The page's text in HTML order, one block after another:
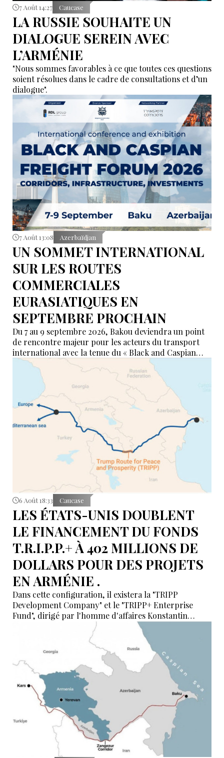
7 Août 14:27 Caucase
LA RUSSIE SOUHAITE UN
DIALOGUE SEREIN AVEC
L’ARMÉNIE
"Nous sommes favorables à ce que toutes ces questions
soient résolues dans le cadre de consultations et d’un
dialogue".
7 Août 13:08 Azerbaïdjan
UN SOMMET INTERNATIONAL
SUR LES ROUTES
COMMERCIALES
EURASIATIQUES EN
SEPTEMBRE PROCHAIN
Du 7 au 9 septembre 2026, Bakou deviendra un point
de rencontre majeur pour les acteurs du transport
international avec la tenue du « Black and Caspian
Freight Forum 2026 ». L’événement réunira des
représentants des ports, du transport maritime, du
ferroviaire, de la logistique et des institutions
financières afin de discuter de l’avenir des corridors
reliant l’Asie, la mer Caspienne, la région de la mer
Noire et l’Europe.
6 Août 18:33 Caucase
LES ÉTATS-UNIS DOUBLENT
LE FINANCEMENT DU FONDS
T.R.I.P.P.+ À 402 MILLIONS DE
DOLLARS POUR DES PROJETS
EN ARMÉNIE .
Dans cette configuration, il existera la "TRIPP
Development Company" et le "TRIPP+ Enterprise
Fund", dirigé par l'homme d'affaires Konstantin